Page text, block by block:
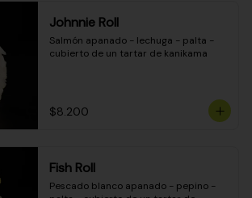
Johnnie Roll
Salmón apanado - lechuga - palta -
cubierto de un tartar de kanikama
$8.200
Fish Roll
Pescado blanco apanado - pepino -